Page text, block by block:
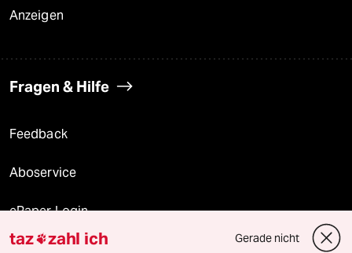
Anzeigen
Fragen & Hilfe
Feedback
Aboservice
ePaper Login
Downloads für Abonnierende
taz zahl ich Gerade nicht